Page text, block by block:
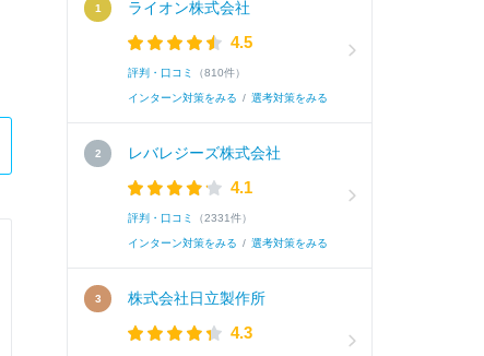
技能職
ライオン株式会社
4.5
評判・口コミ （810件）
インターン対策をみる / 選考対策をみる
レバレジーズ株式会社
4.1
評判・口コミ （2331件）
インターン対策をみる / 選考対策をみる
株式会社日立製作所
4.3